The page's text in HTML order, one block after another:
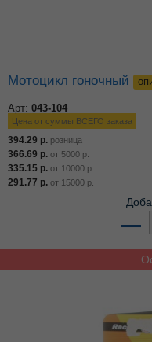
Мотоцикл гоночный
Арт: 043-104
Цена от суммы ВСЕГО заказа
394.29 р. розница
366.69 р. от 5000 р.
335.15 р. от 10000 р.
291.77 р. от 15000 р.
–